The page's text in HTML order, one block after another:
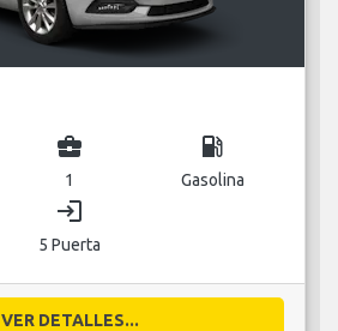
business_center
1
local_gas_station
Gasolina
login
5 Puerta
VER DETALLES...